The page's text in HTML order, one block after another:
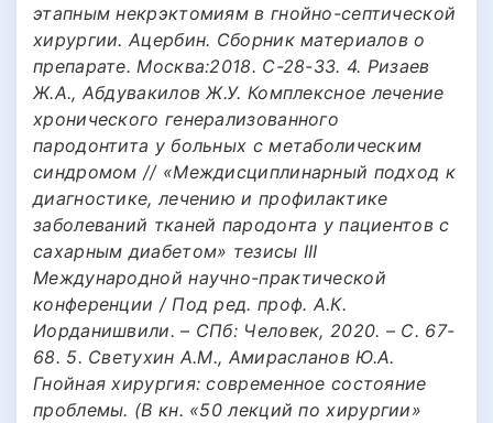
этапным некрэктомиям в гнойно-септической
хирургии. Ацербин. Сборник материалов о
препарате. Москва:2018. С-28-33. 4. Ризаев
Ж.А., Абдувакилов Ж.У. Комплексное лечение
хронического генерализованного
пародонтита у больных с метаболическим
синдромом // «Междисциплинарный подход к
диагностике, лечению и профилактике
заболеваний тканей пародонта у пациентов с
сахарным диабетом» тезисы III
Международной научно-практической
конференции / Под ред. проф. А.К.
Иорданишвили. – СПб: Человек, 2020. – С. 67-
68. 5. Светухин А.М., Амирасланов Ю.А.
Гнойная хирургия: современное состояние
проблемы. (В кн. «50 лекций по хирургии»